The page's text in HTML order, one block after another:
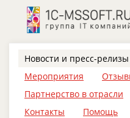
Новости и пресс-релизы
Мероприятия
Партнерство в отрасли
Контакты
Помощь